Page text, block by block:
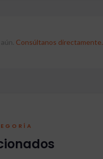
Consúltanos directamente.